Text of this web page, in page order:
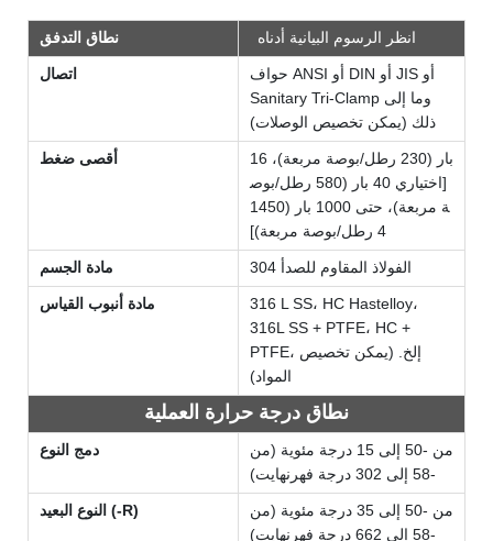
نطاق التدفق انظر الرسوم البيانية أدناه
اتصال
حواف ANSI أو DIN أو JIS أو
Sanitary Tri-Clamp وما إلى
ذلك (يمكن تخصيص الوصلات)
أقصى ضغط
16 بار (230 رطل/بوصة مربعة)،
[اختياري 40 بار (580 رطل/بوص
ة مربعة)، حتى 1000 بار (1450
4 رطل/بوصة مربعة)]
مادة الجسم الفولاذ المقاوم للصدأ 304
مادة أنبوب القياس
316 L SS، HC Hastelloy،
316L SS + PTFE، HC +
PTFE، إلخ. (يمكن تخصيص
المواد)
نطاق درجة حرارة العملية
دمج النوع
من -50 إلى 15 درجة مئوية (من
-58 إلى 302 درجة فهرنهايت)
النوع البعيد (-R)
من -50 إلى 35 درجة مئوية (من
-58 إلى 662 درجة فهرنهايت)